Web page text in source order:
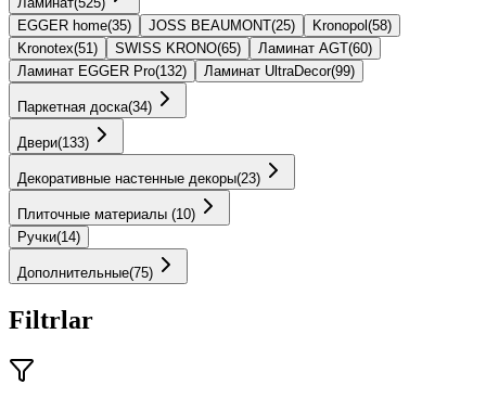
EGGER home(35) JOSS BEAUMONT(25) Kronopol (58)
Kronotex(51) SWISS KRONO(65) Ламинат AGT(60)
Ламинат EGGER Pro(132) Ламинат UltraDecor(99)
Паркетная доска(34)
Двери(133)
Декоративные настенные декоры(23)
Плиточные материалы (10)
Ручки(14)
Дополнительные(75)
Filtrlar